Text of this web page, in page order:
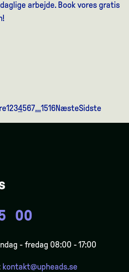
arbejde. Book vores gratis
1234567...1516NæsteSidste
00
- fredag 08:00 - 17:00
kontakt@upheads.se